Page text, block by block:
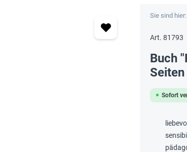
Sie sind hier:
Art. 81793
Buch
Seiten
Sofort